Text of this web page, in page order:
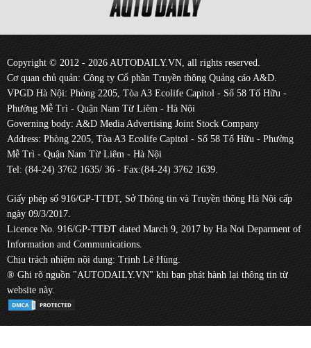
Copyright © 2012 - 2026 AUTODAILY.VN, all rights reserved.
Cơ quan chủ quản: Công ty Cổ phần Truyền thông Quảng cáo A&D.
VPGD Hà Nội: Phòng 2205, Tòa A3 Ecolife Capitol - Số 58 Tố Hữu -
Phường Mễ Trì - Quận Nam Từ Liêm - Hà Nội
Governing body: A&D Media Advertising Joint Stock Company
Address: Phòng 2205, Tòa A3 Ecolife Capitol - Số 58 Tố Hữu - Phường
Mễ Trì - Quận Nam Từ Liêm - Hà Nội
Tel: (84-24) 3762 1635/ 36 - Fax:(84-24) 3762 1639.
Giấy phép số 916/GP-TTĐT, Sở Thông tin và Truyền thông Hà Nội cấp
ngày 09/3/2017.
Licence No. 916/GP-TTĐT dated March 9, 2017 by Ha Noi Deparment of
Information and Communications.
Chịu trách nhiệm nội dung: Trịnh Lê Hùng.
® Ghi rõ nguồn "AUTODAILY.VN" khi bạn phát hành lại thông tin từ
website này.